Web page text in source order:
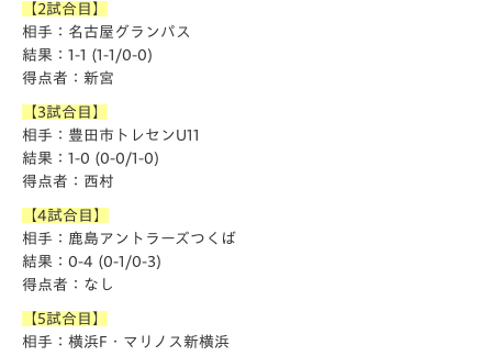
【2試合目】
相手：名古屋グランパス
結果：1-1 (1-1/0-0)
得点者：新宮
【3試合目】
相手：豊田市トレセンU11
結果：1-0 (0-0/1-0)
得点者：西村
【4試合目】
相手：鹿島アントラーズつくば
結果：0-4 (0-1/0-3)
得点者：なし
【5試合目】
相手：横浜F・マリノス新横浜